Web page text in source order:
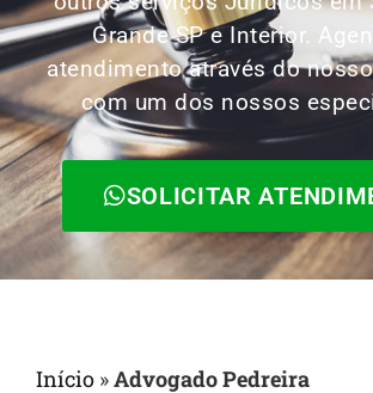
Grande SP e Interior.
atendimento através do
com um dos nossos
SOLICITAR
Início »Advogado Pedreira